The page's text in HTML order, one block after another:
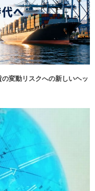
変動リスクへの新しいヘッ